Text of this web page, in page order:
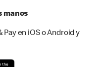
manos
en iOS o Android y